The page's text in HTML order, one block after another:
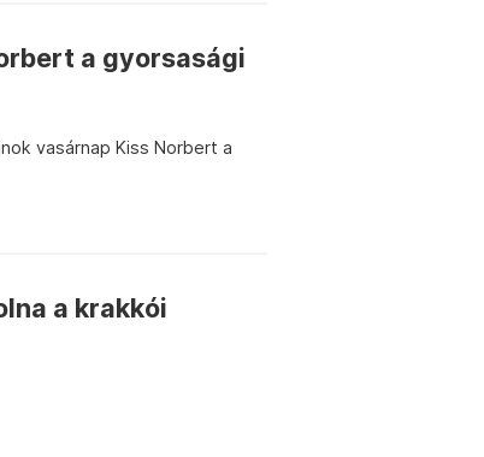
a gyorsasági
vasárnap Kiss Norbert a
a krakkói